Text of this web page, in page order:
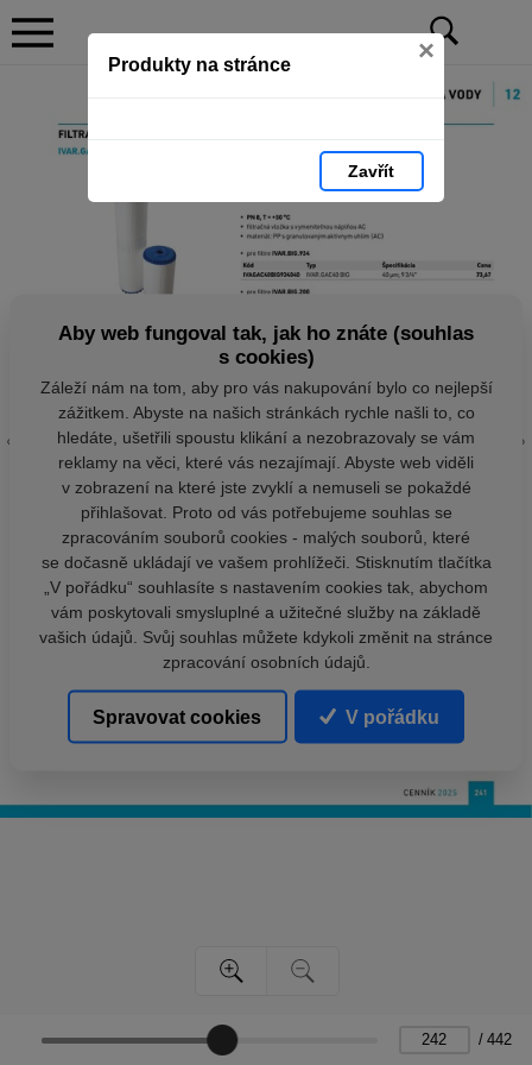
Produkty na stránce ×
Zavřít
/ 442
Aby web fungoval tak, jak ho znáte (souhlas
s cookies)
Záleží nám na tom, aby pro vás nakupování bylo co nejlepší
zážitkem. Abyste na našich stránkách rychle našli to, co
hledáte, ušetřili spoustu klikání a nezobrazovaly se vám
reklamy na věci, které vás nezajímají. Abyste web viděli
v zobrazení na které jste zvyklí a nemuseli se pokaždé
přihlašovat. Proto od vás potřebujeme souhlas se
zpracováním souborů cookies - malých souborů, které
se dočasně ukládají ve vašem prohlížeči. Stisknutím tlačítka
„V pořádku“ souhlasíte s nastavením cookies tak, abychom
vám poskytovali smysluplné a užitečné služby na základě
vašich údajů. Svůj souhlas můžete kdykoli změnit na stránce
zpracování osobních údajů.
Spravovat cookies V pořádku